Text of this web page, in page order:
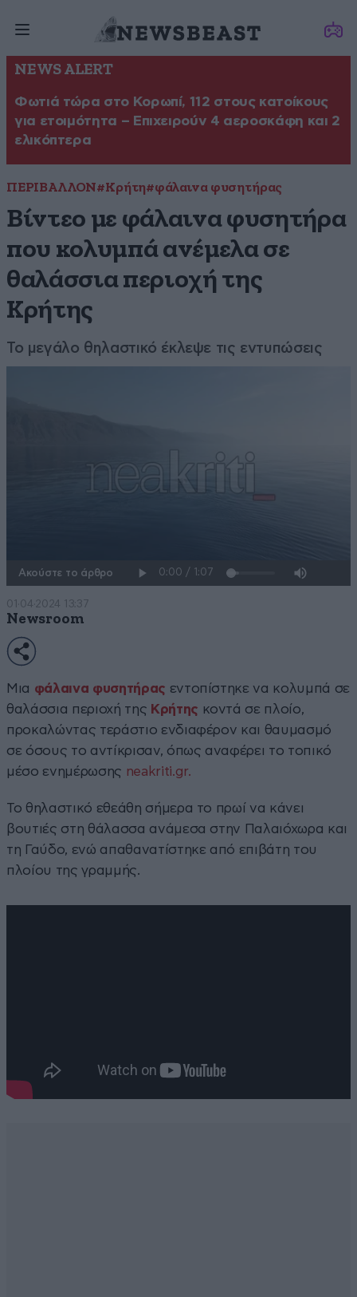
NEWS ALERT
Φωτιά τώρα στο Κορωπί, 112 στους κατοίκους
για ετοιμότητα – Επιχειρούν 4 αεροσκάφη και 2
ελικόπτερα
ΠΕΡΙΒΑΛΛΟΝ#Κρήτη#φάλαινα φυσητήρας
Βίντεο με φάλαινα φυσητήρα
που κολυμπά ανέμελα σε
θαλάσσια περιοχή της
Κρήτης
Το μεγάλο θηλαστικό έκλεψε τις εντυπώσεις
Ακούστε το άρθρο
01·04·2024 13:37
Newsroom
Μια φάλαινα φυσητήρας εντοπίστηκε να κολυμπά σε
θαλάσσια περιοχή της Κρήτης κοντά σε πλοίο,
προκαλώντας τεράστιο ενδιαφέρον και θαυμασμό
σε όσους το αντίκρισαν, όπως αναφέρει το τοπικό
μέσο ενημέρωσης neakriti.gr.
Το θηλαστικό εθεάθη σήμερα το πρωί να κάνει
βουτιές στη θάλασσα ανάμεσα στην Παλαιόχωρα και
τη Γαύδο, ενώ απαθανατίστηκε από επιβάτη του
πλοίου της γραμμής.